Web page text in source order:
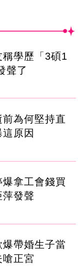
學歷「3碩1
聲了
前為何堅持直
原因
拿工會錢買
發聲
帶婚生子當
正宮